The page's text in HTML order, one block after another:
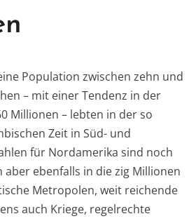
Population zwischen zehn und
– mit einer Tendenz in der
Millionen – lebten in der so
Zeit in Süd- und
für Nordamerika sind noch
ebenfalls in die zig Millionen
Metropolen, weit reichende
auch Kriege, regelrechte